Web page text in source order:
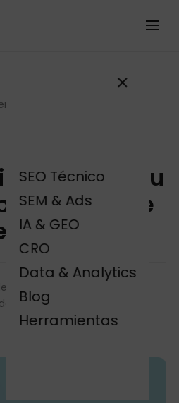
SEO Técnico
SEM & Ads
IA & GEO
CRO
Data & Analytics
Blog
Herramientas
SEO
un blog en tu
Todo lo que
lectura
2024